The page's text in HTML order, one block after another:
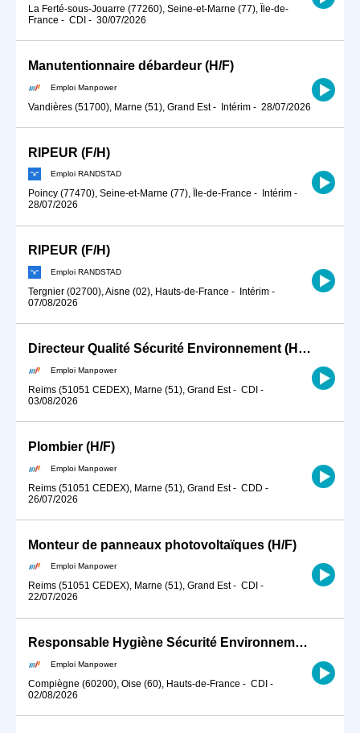
La Ferté-sous-Jouarre (77260), Seine-et-Marne (77), Île-de-
France - CDI - 30/07/2026
Manutentionnaire débardeur (H/F)
Emploi Manpower
Vandières (51700), Marne (51), Grand Est- Intérim - 28/07/2026
RIPEUR (F/H)
Emploi RANDSTAD
Poincy (77470), Seine-et-Marne (77), Île-de-France - Intérim -
28/07/2026
RIPEUR (F/H)
Emploi RANDSTAD
Tergnier (02700), Aisne (02), Hauts-de-France - Intérim -
07/08/2026
Directeur Qualité Sécurité Environnement (H/F)
Emploi Manpower
Reims (51051 CEDEX), Marne (51), Grand Est- CDI -
03/08/2026
Plombier (H/F)
Emploi Manpower
Reims (51051 CEDEX), Marne (51), Grand Est- CDD -
26/07/2026
Monteur de panneaux photovoltaïques (H/F)
Emploi Manpower
Reims (51051 CEDEX), Marne (51), Grand Est- CDI -
22/07/2026
Responsable Hygiène Sécurité Environnement (H/F)
Emploi Manpower
Compiègne (60200), Oise (60), Hauts-de-France - CDI -
02/08/2026